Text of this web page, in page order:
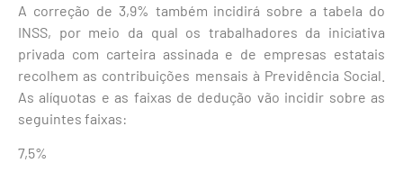
A correção de 3,9% também incidirá sobre a tabela do
INSS, por meio da qual os trabalhadores da iniciativa
privada com carteira assinada e de empresas estatais
recolhem as contribuições mensais à Previdência Social.
As alíquotas e as faixas de dedução vão incidir sobre as
seguintes faixas:
7,5%